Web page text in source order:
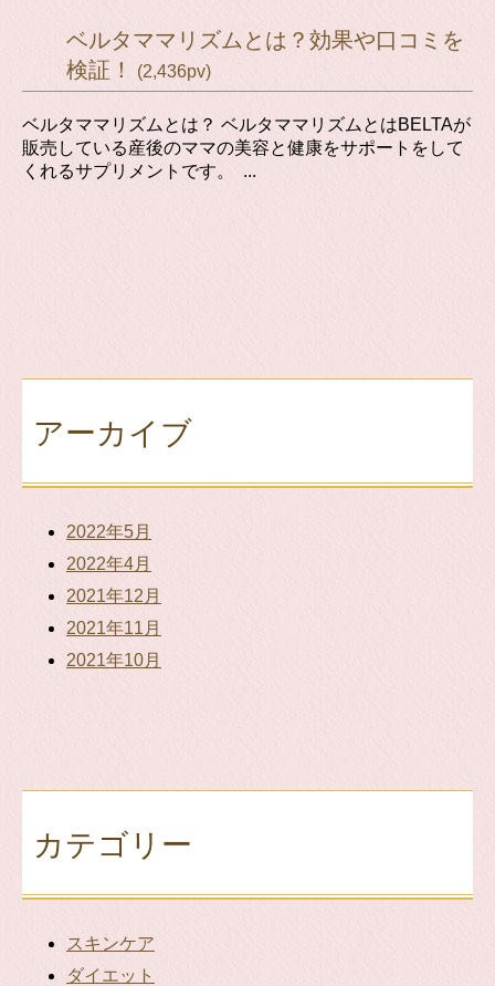
ベルタママリズムとは？効果や口コミを
検証！
(2,436pv)
ベルタママリズムとは？ ベルタママリズムとはBELTAが
販売している産後のママの美容と健康をサポートをして
くれるサプリメントです。 ...
アーカイブ
2022年5月
2022年4月
2021年12月
2021年11月
2021年10月
カテゴリー
スキンケア
ダイエット